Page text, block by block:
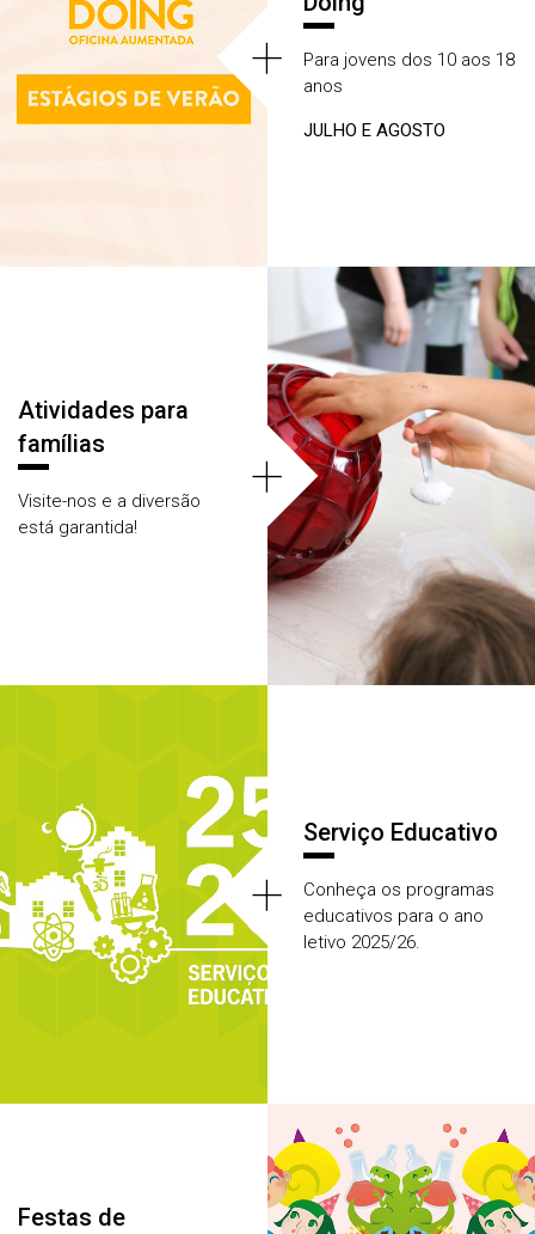
Para jovens dos 10 aos 18
anos
JULHO E AGOSTO
+
Atividades para
famílias
Visite-nos e a diversão
está garantida!
+
Serviço Educativo
Conheça os programas
educativos para o ano
letivo 2025/26.
+
Festas de